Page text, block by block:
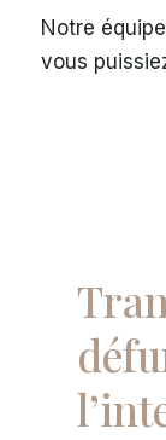
Notre
vous